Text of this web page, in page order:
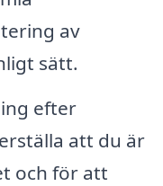
av
sätt.
efter
att du är
och för att